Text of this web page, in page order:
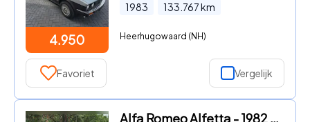
4.950
1983 133.767km
Heerhugowaard (NH)
Favoriet Vergelijk
Alfa Romeo Alfetta - 1982 Berline